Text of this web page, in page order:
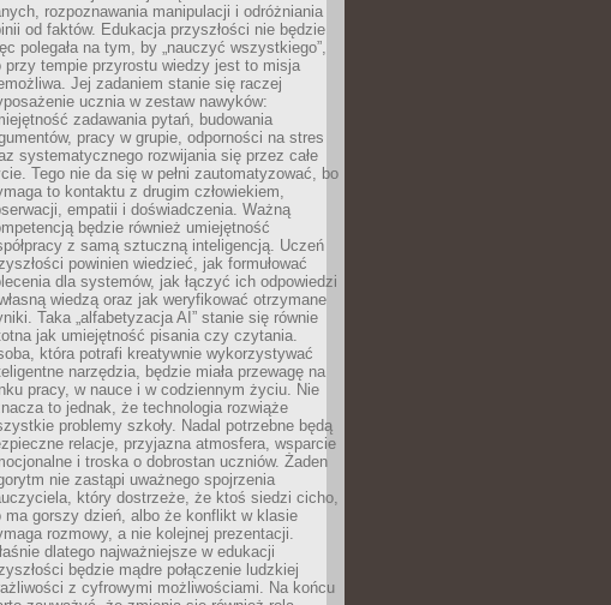
rozpoznawania manipulacji i odróżniania
od faktów. Edukacja przyszłości nie będzie
polegała na tym, by „nauczyć wszystkiego”,
przy tempie przyrostu wiedzy jest to misja
Jej zadaniem stanie się raczej
ucznia w zestaw nawyków:
zadawania pytań, budowania
pracy w grupie, odporności na stres
systematycznego rozwijania się przez całe
Tego nie da się w pełni zautomatyzować, bo
to kontaktu z drugim człowiekiem,
empatii i doświadczenia. Ważną
będzie również umiejętność
z samą sztuczną inteligencją. Uczeń
powinien wiedzieć, jak formułować
dla systemów, jak łączyć ich odpowiedzi
wiedzą oraz jak weryfikować otrzymane
Taka „alfabetyzacja AI” stanie się równie
jak umiejętność pisania czy czytania.
która potrafi kreatywnie wykorzystywać
narzędzia, będzie miała przewagę na
pracy, w nauce i w codziennym życiu. Nie
to jednak, że technologia rozwiąże
problemy szkoły. Nadal potrzebne będą
relacje, przyjazna atmosfera, wsparcie
i troska o dobrostan uczniów. Żaden
nie zastąpi uważnego spojrzenia
który dostrzeże, że ktoś siedzi cicho,
ma gorszy dzień, albo że konflikt w klasie
rozmowy, a nie kolejnej prezentacji.
dlatego najważniejsze w edukacji
będzie mądre połączenie ludzkiej
z cyfrowymi możliwościami. Na końcu